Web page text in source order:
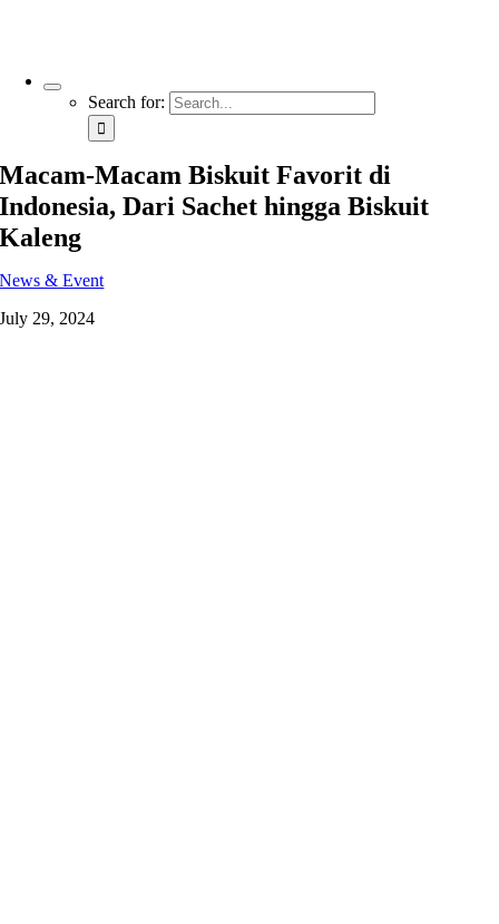
Search for:
Macam-Macam Biskuit Favorit di
Indonesia, Dari Sachet hingga Biskuit
Kaleng
News & Event
July 29, 2024